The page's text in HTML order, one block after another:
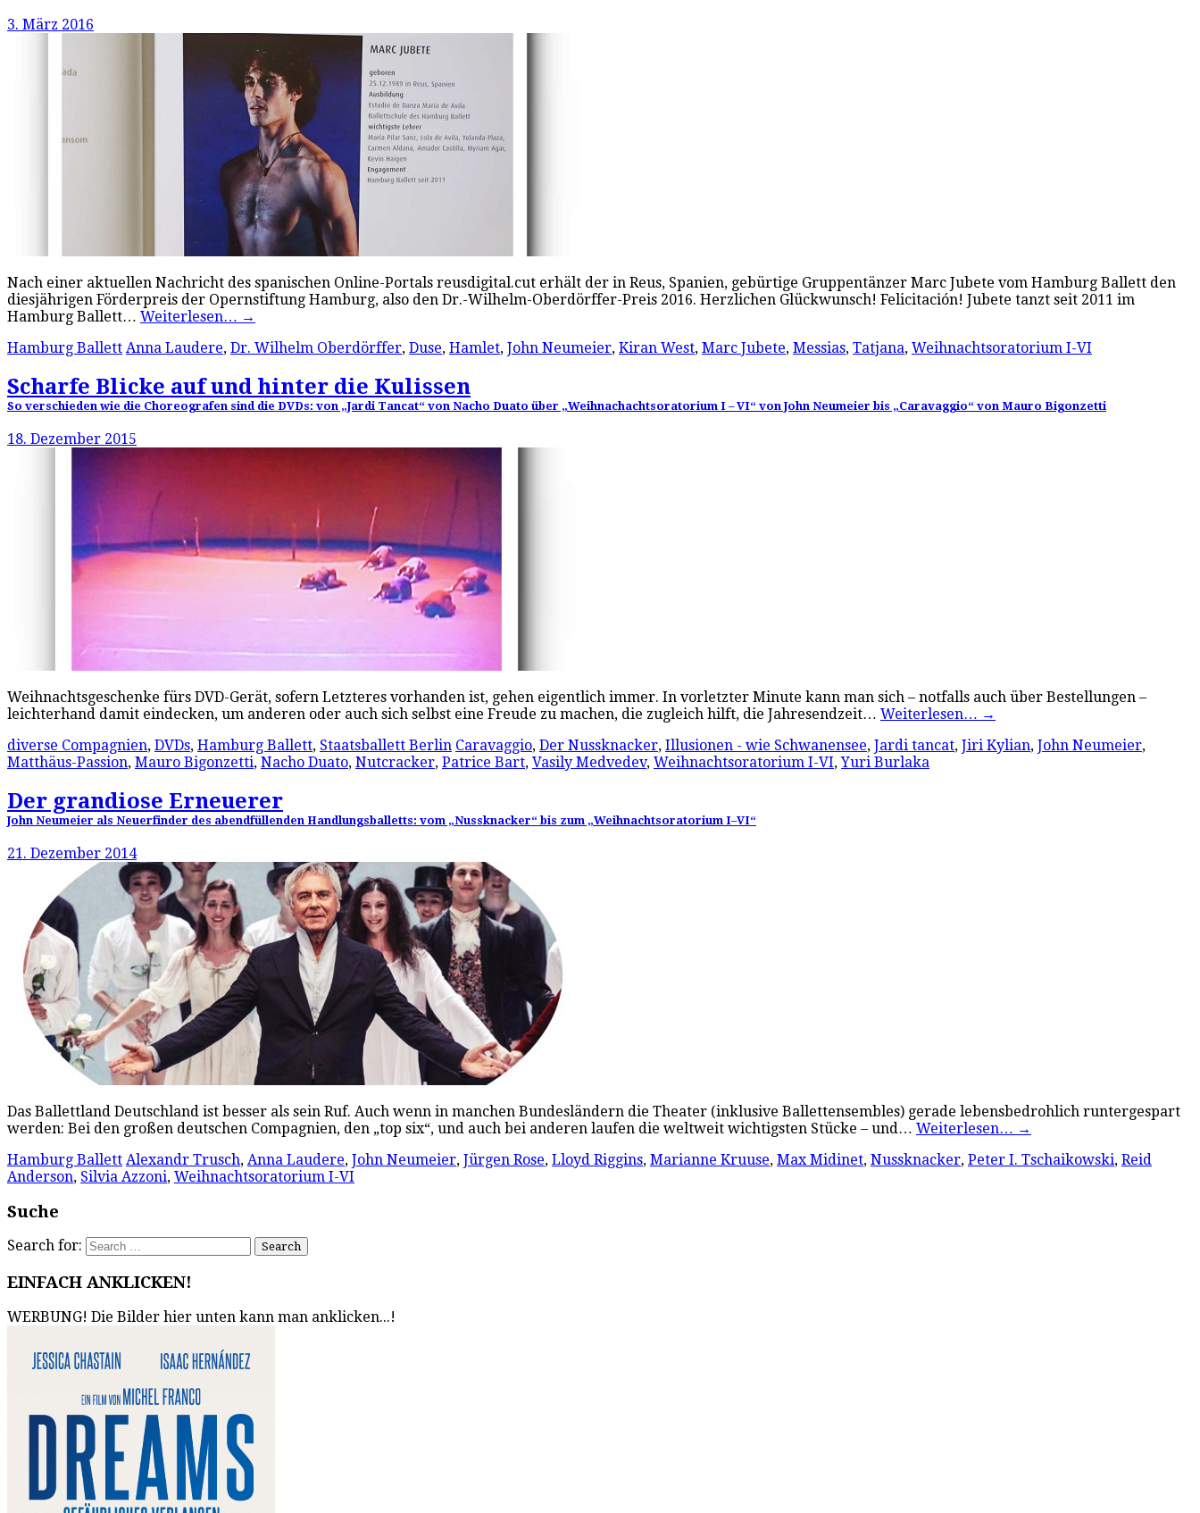
3. März 2016
Nach einer aktuellen Nachricht des spanischen Online-Portals reusdigital.cut erhält der in Reus, Spanien, gebürtige Gruppentänzer Marc Jubete vom Hamburg Ballett den
diesjährigen Förderpreis der Opernstiftung Hamburg, also den Dr.-Wilhelm-Oberdörffer-Preis 2016. Herzlichen Glückwunsch! Felicitación! Jubete tanzt seit 2011 im
Hamburg Ballett… Weiterlesen… →
Hamburg Ballett Anna Laudere, Dr. Wilhelm Oberdörffer, Duse, Hamlet, John Neumeier, Kiran West, Marc Jubete, Messias, Tatjana, Weihnachtsoratorium I-VI
Scharfe Blicke auf und hinter die Kulissen
So verschieden wie die Choreografen sind die DVDs: von „Jardi Tancat“ von Nacho Duato über „Weihnachachtsoratorium I – VI“ von John Neumeier bis „Caravaggio“ von Mauro Bigonzetti
18. Dezember 2015
Weihnachtsgeschenke fürs DVD-Gerät, sofern Letzteres vorhanden ist, gehen eigentlich immer. In vorletzter Minute kann man sich – notfalls auch über Bestellungen –
leichterhand damit eindecken, um anderen oder auch sich selbst eine Freude zu machen, die zugleich hilft, die Jahresendzeit… Weiterlesen… →
diverse Compagnien, DVDs, Hamburg Ballett, Staatsballett Berlin Caravaggio, Der Nussknacker, Illusionen - wie Schwanensee, Jardi tancat, Jiri Kylian, John Neumeier,
Matthäus-Passion, Mauro Bigonzetti, Nacho Duato, Nutcracker, Patrice Bart, Vasily Medvedev, Weihnachtsoratorium I-VI,Yuri Burlaka
Der grandiose Erneuerer
John Neumeier als Neuerfinder des abendfüllenden Handlungsballetts: vom „Nussknacker“ bis zum „Weihnachtsoratorium I–VI“
21. Dezember 2014
Das Ballettland Deutschland ist besser als sein Ruf. Auch wenn in manchen Bundesländern die Theater (inklusive Ballettensembles) gerade lebensbedrohlich runtergespart
werden: Bei den großen deutschen Compagnien, den „top six“, und auch bei anderen laufen die weltweit wichtigsten Stücke – und… Weiterlesen… →
Hamburg Ballett Alexandr Trusch, Anna Laudere, John Neumeier, Jürgen Rose, Lloyd Riggins, Marianne Kruuse, Max Midinet, Nussknacker, Peter I. Tschaikowski, Reid
Anderson, Silvia Azzoni, Weihnachtsoratorium I-VI
Suche
Search for:
EINFACH ANKLICKEN!
WERBUNG! Die Bilder hier unten kann man anklicken...!